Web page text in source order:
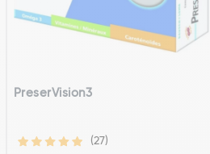
PreserVision3
(27)